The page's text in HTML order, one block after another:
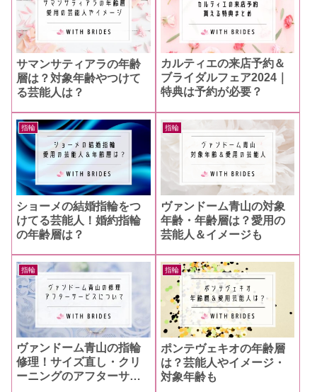
サマンサティアラの年齢
層は？対象年齢やつけて
る芸能人は？
カルティエの来店予約＆
ブライダルフェア2024｜
特典は予約が必要？
指輪
ショーメの結婚指輪をつ
けてる芸能人！婚約指輪
の年齢層は？
指輪
ヴァンドーム青山の対象
年齢・年齢層は？愛用の
芸能人＆イメージも
指輪
ヴァンドーム青山の指輪
修理！サイズ直し・クリ
ーニングのアフターサー
指輪
ポンテヴェキオの年齢層
は？芸能人やイメージ・
対象年齢も